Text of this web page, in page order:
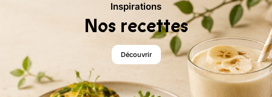
Inspirations
Nos recettes
Découvrir